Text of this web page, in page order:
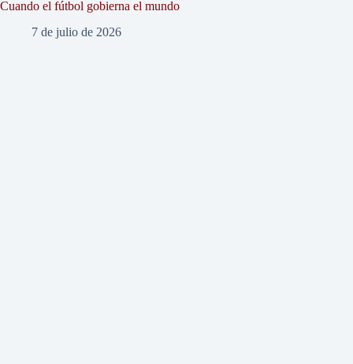
Cuando el fútbol gobierna el mundo
7 de julio de 2026